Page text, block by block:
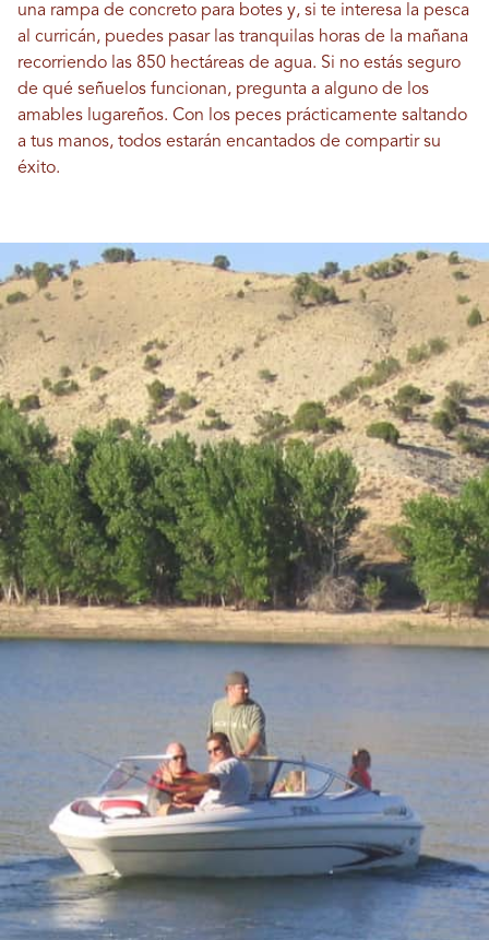
una rampa de concreto para botes y, si te interesa la pesca
al curricán, puedes pasar las tranquilas horas de la mañana
recorriendo las 850 hectáreas de agua. Si no estás seguro
de qué señuelos funcionan, pregunta a alguno de los
amables lugareños. Con los peces prácticamente saltando
a tus manos, todos estarán encantados de compartir su
éxito.